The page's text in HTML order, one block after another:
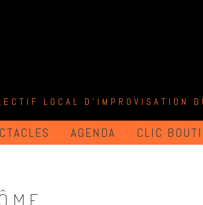
LOCAL D'IMPROVISATION
AGENDA CLIC